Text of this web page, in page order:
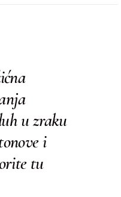
u zraku
i
tu